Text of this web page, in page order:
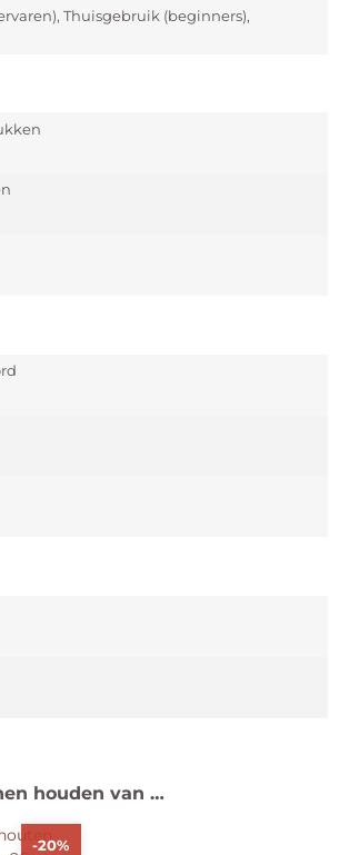
Thuisgebruik (beginners),
houden van …
-20%